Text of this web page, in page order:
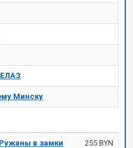
Минску
в замки 255 BYN